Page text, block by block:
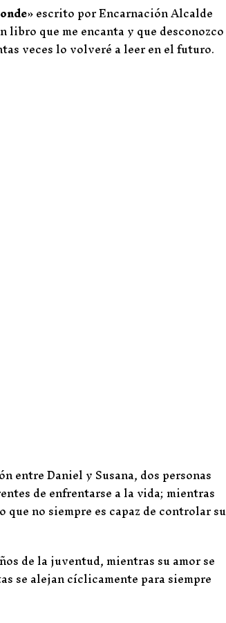
» escrito por Encarnación Alcalde
que me encanta y que desconozco
veces lo volveré a leer en el futuro.
entre Daniel y Susana, dos personas
de enfrentarse a la vida; mientras
no siempre es capaz de controlar su
de la juventud, mientras su amor se
se alejan cíclicamente para siempre